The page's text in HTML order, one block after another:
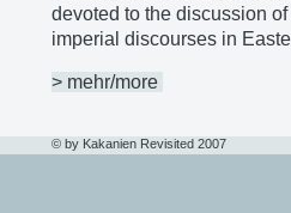
devoted to the discussion
imperial discourses in
> mehr/more
© by Kakanien Revisited 2007